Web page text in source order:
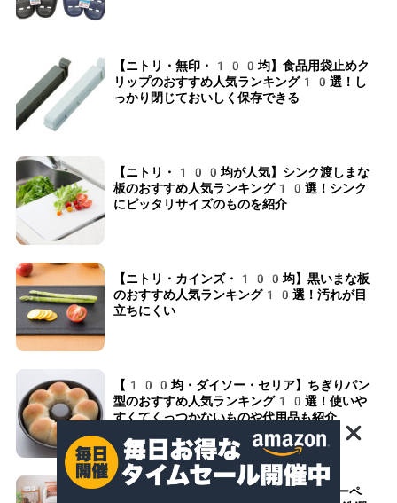
【ニトリ・無印・100均】食品用袋止めク
リップのおすすめ人気ランキング10選！し
っかり閉じておいしく保存できる
【ニトリ・100均が人気】シンク渡しまな
板のおすすめ人気ランキング10選！シンク
にピッタリサイズのものを紹介
【ニトリ・カインズ・100均】黒いまな板
のおすすめ人気ランキング10選！汚れが目
立ちにくい
【100均・ダイソー・セリア】ちぎりパン
型のおすすめ人気ランキング10選！使いや
すくてくっつかないものや代用品も紹介
【ニトリ・サンコー】ペット用タイルカーペ